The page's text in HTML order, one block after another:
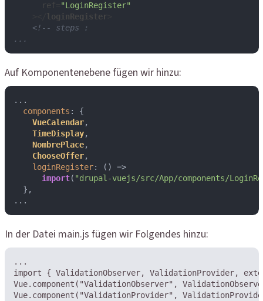
ref
"LoginRegister"
loginRegister>
<!-- steps :
...
Auf Komponentenebene fügen wir hinzu:
...
components : {
VueCalendar,
TimeDisplay,
NombrePlace,
ChooseOffer,
loginRegister:
() =>
import( "drupal-vuejs/src/App/components/
  },
...
In der Datei main.js fügen wir Folgendes hinzu:
...
import { ValidationObserver, ValidationProvider,
Vue.component("ValidationObserver",
Vue.component("ValidationProvider",